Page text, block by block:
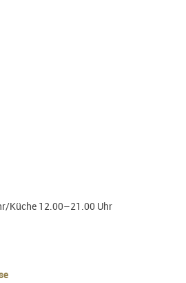
Küche 12.00–21.00 Uhr